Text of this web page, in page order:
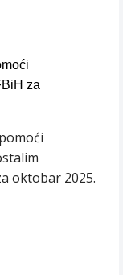
za
oktobar 2025.